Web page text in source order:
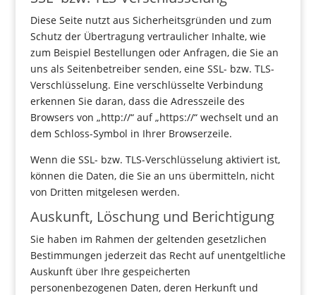
Diese Seite nutzt aus Sicherheitsgründen und zum
Schutz der Übertragung vertraulicher Inhalte, wie
zum Beispiel Bestellungen oder Anfragen, die Sie an
uns als Seitenbetreiber senden, eine SSL- bzw. TLS-
Verschlüsselung. Eine verschlüsselte Verbindung
erkennen Sie daran, dass die Adresszeile des
Browsers von „http://“ auf „https://“ wechselt und an
dem Schloss-Symbol in Ihrer Browserzeile.
Wenn die SSL- bzw. TLS-Verschlüsselung aktiviert ist,
können die Daten, die Sie an uns übermitteln, nicht
von Dritten mitgelesen werden.
Auskunft, Löschung und Berichtigung
Sie haben im Rahmen der geltenden gesetzlichen
Bestimmungen jederzeit das Recht auf unentgeltliche
Auskunft über Ihre gespeicherten
personenbezogenen Daten, deren Herkunft und